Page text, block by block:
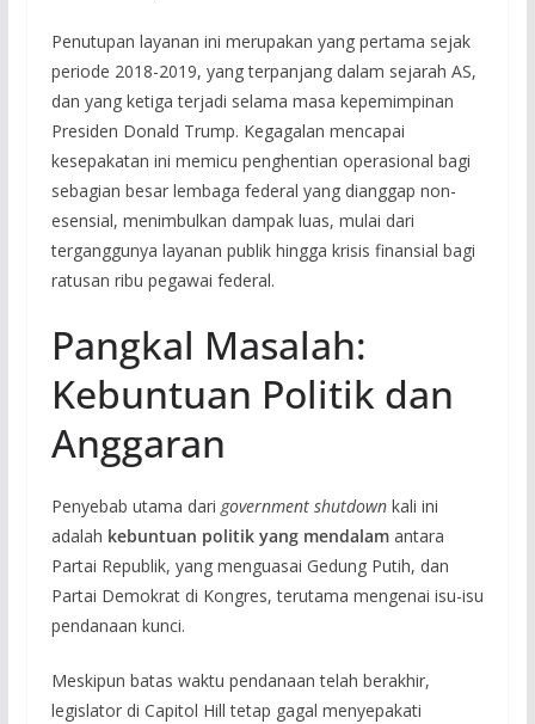
Penutupan layanan ini merupakan yang pertama sejak
periode 2018-2019, yang terpanjang dalam sejarah AS,
dan yang ketiga terjadi selama masa kepemimpinan
Presiden Donald Trump. Kegagalan mencapai
kesepakatan ini memicu penghentian operasional bagi
sebagian besar lembaga federal yang dianggap non-
esensial, menimbulkan dampak luas, mulai dari
terganggunya layanan publik hingga krisis finansial bagi
ratusan ribu pegawai federal.
Pangkal Masalah:
Kebuntuan Politik dan
Anggaran
Penyebab utama dari government shutdownkali ini
adalah kebuntuan politik yang mendalamantara
Partai Republik, yang menguasai Gedung Putih, dan
Partai Demokrat di Kongres, terutama mengenai isu-isu
pendanaan kunci.
Meskipun batas waktu pendanaan telah berakhir,
legislator di Capitol Hill tetap gagal menyepakati